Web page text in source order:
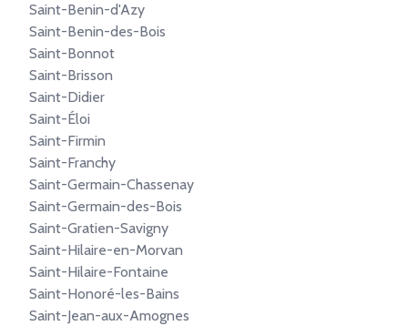
Saint-Benin-d'Azy
Saint-Benin-des-Bois
Saint-Bonnot
Saint-Brisson
Saint-Didier
Saint-Éloi
Saint-Firmin
Saint-Franchy
Saint-Germain-Chassenay
Saint-Germain-des-Bois
Saint-Gratien-Savigny
Saint-Hilaire-en-Morvan
Saint-Hilaire-Fontaine
Saint-Honoré-les-Bains
Saint-Jean-aux-Amognes